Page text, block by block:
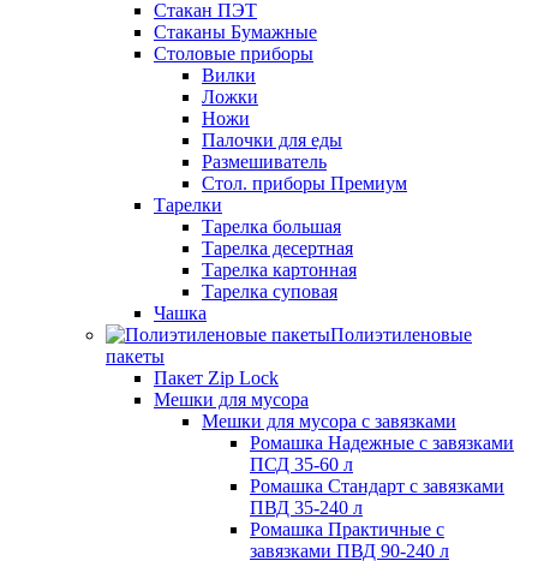
Стакан ПЭТ
Стаканы Бумажные
Столовые приборы
Вилки
Ложки
Ножи
Палочки для еды
Размешиватель
Стол. приборы Премиум
Тарелки
Тарелка большая
Тарелка десертная
Тарелка картонная
Тарелка суповая
Чашка
Полиэтиленовые
пакеты
Пакет Zip Lock
Мешки для мусора
Мешки для мусора с завязками
Ромашка Надежные с завязками
ПСД 35-60 л
Ромашка Стандарт с завязками
ПВД 35-240 л
Ромашка Практичные с
завязками ПВД 90-240 л